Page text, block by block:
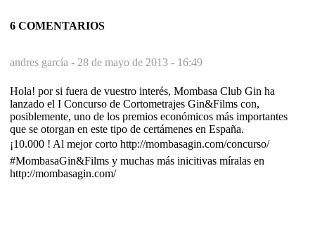
6 COMENTARIOS
andres garcía - 28 de mayo de 2013 - 16:49
Hola! por si fuera de vuestro interés, Mombasa Club Gin ha
lanzado el I Concurso de Cortometrajes Gin&Films con,
posiblemente, uno de los premios económicos más importantes
que se otorgan en este tipo de certámenes en España.
¡10.000 ! Al mejor corto http://mombasagin.com/concurso/
#MombasaGin&Films y muchas más inicitivas míralas en
http://mombasagin.com/